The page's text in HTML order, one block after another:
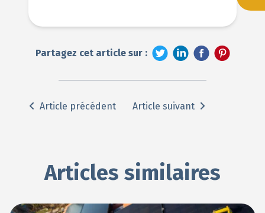
Partagez cet article sur :
Article précédent Article suivant
Articles similaires